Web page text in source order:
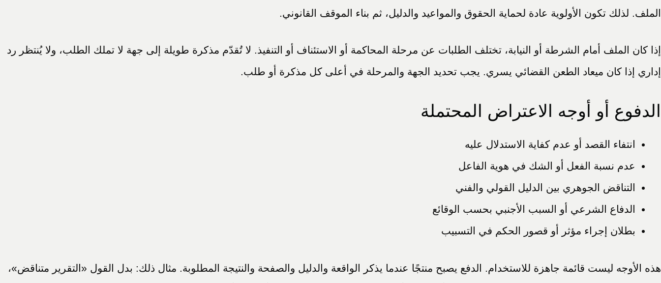
الملف. لذلك تكون الأولوية عادة لحماية الحقوق والمواعيد والدليل، ثم بناء الموقف القانوني.
إذا كان الملف أمام الشرطة أو النيابة، تختلف الطلبات عن مرحلة المحاكمة أو الاستئناف أو التنفيذ. لا تُقدّم مذكرة طويلة إلى جهة لا تملك الطلب، ولا يُنتظر رد
إداري إذا كان ميعاد الطعن القضائي يسري. يجب تحديد الجهة والمرحلة في أعلى كل مذكرة أو طلب.
الدفوع أو أوجه الاعتراض المحتملة
انتفاء القصد أو عدم كفاية الاستدلال عليه
عدم نسبة الفعل أو الشك في هوية الفاعل
التناقض الجوهري بين الدليل القولي والفني
الدفاع الشرعي أو السبب الأجنبي بحسب الوقائع
بطلان إجراء مؤثر أو قصور الحكم في التسبيب
هذه الأوجه ليست قائمة جاهزة للاستخدام. الدفع يصبح منتجًا عندما يذكر الواقعة والدليل والصفحة والنتيجة المطلوبة. مثال ذلك: بدل القول «التقرير متناقض»،